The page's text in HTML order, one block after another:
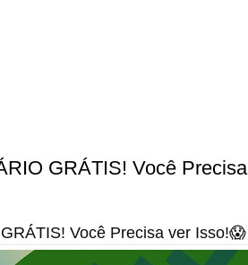
GRÁTIS! Você Precisa
Você Precisa ver Isso!😱